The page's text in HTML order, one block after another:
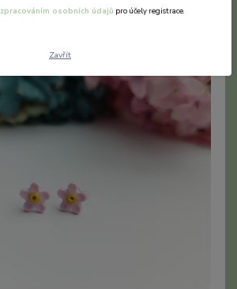
zpracováním osobních údajů pro účely registrace.
Zavřít